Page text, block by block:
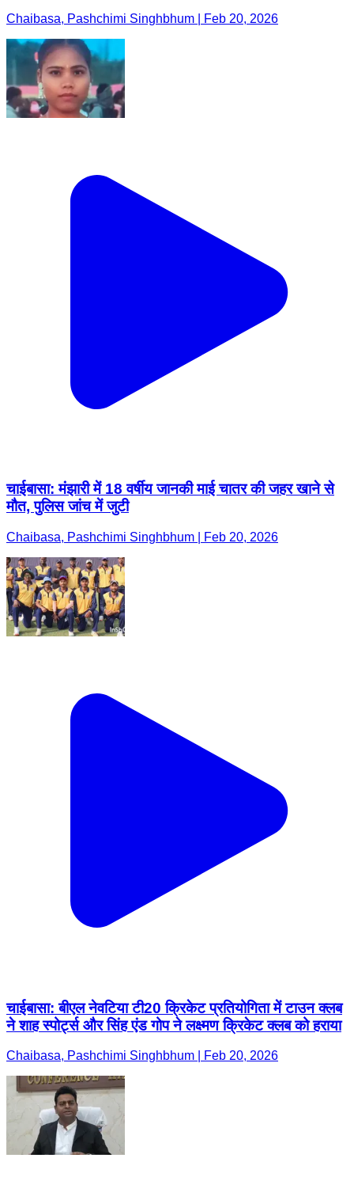
Chaibasa, Pashchimi Singhbhum | Feb 20, 2026
चाईबासा: मंझारी में 18 वर्षीय जानकी माई चातर की जहर खाने से
मौत, पुलिस जांच में जुटी
Chaibasa, Pashchimi Singhbhum | Feb 20, 2026
चाईबासा: बीएल नेवटिया टी20 क्रिकेट प्रतियोगिता में टाउन क्लब
ने शाह स्पोर्ट्स और सिंह एंड गोप ने लक्ष्मण क्रिकेट क्लब को हराया
Chaibasa, Pashchimi Singhbhum | Feb 20, 2026